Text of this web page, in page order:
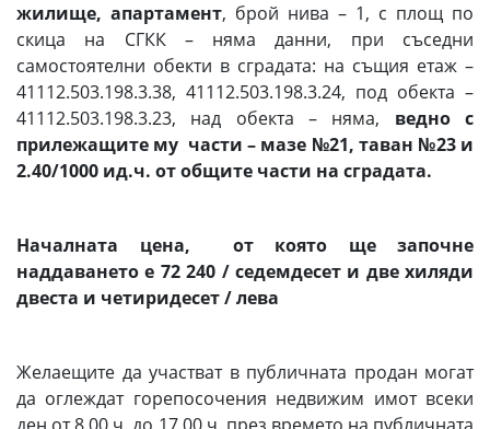
жилище, апартамент, брой нива – 1, с площ по
скица на СГКК – няма данни, при съседни
самостоятелни обекти в сградата: на същия етаж –
41112.503.198.3.38, 41112.503.198.3.24, под обекта –
41112.503.198.3.23, над обекта – няма, ведно с
прилежащите му части – мазе №21, таван №23 и
2.40/1000 ид.ч. от общите части на сградата.
Началната цена, от която ще започне
наддаването е 72 240 / седемдесет и две хиляди
двеста и четиридесет / лева
Желаещите да участват в публичната продан могат
да оглеждат горепосочения недвижим имот всеки